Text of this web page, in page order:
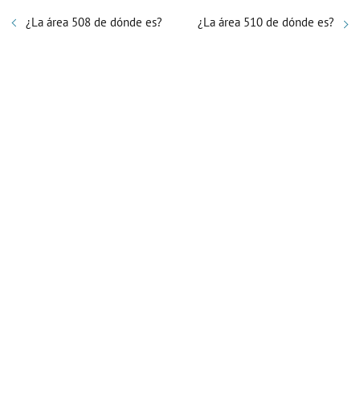
¿La área 508 de dónde es? ¿La área 510 de dónde es?